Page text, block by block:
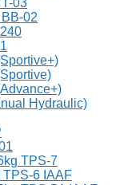
03
02
Hydraulic)
TPS-7
TPS-6 IAAF